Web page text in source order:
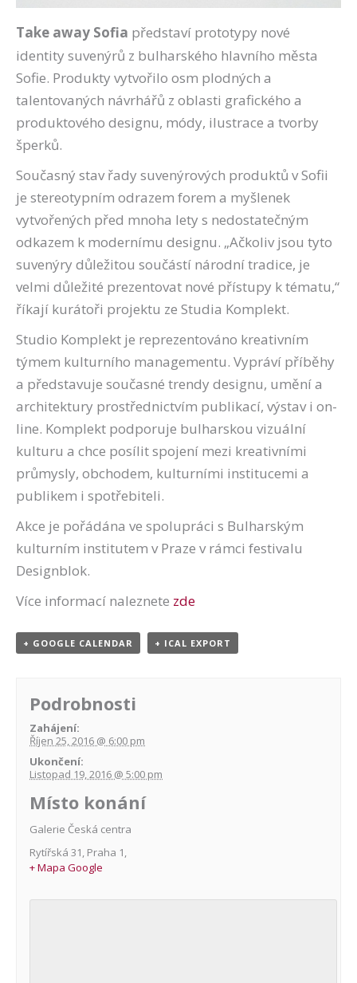
Take away Sofia představí prototypy nové
identity suvenýrů z bulharského hlavního města
Sofie. Produkty vytvořilo osm plodných a
talentovaných návrhářů z oblasti grafického a
produktového designu, módy, ilustrace a tvorby
šperků.
Současný stav řady suvenýrových produktů v Sofii
je stereotypním odrazem forem a myšlenek
vytvořených před mnoha lety s nedostatečným
odkazem k modernímu designu. „Ačkoliv jsou tyto
suvenýry důležitou součástí národní tradice, je
velmi důležité prezentovat nové přístupy k tématu,“
říkají kurátoři projektu ze Studia Komplekt.
Studio Komplekt je reprezentováno kreativním
týmem kulturního managementu. Vypráví příběhy
a představuje současné trendy designu, umění a
architektury prostřednictvím publikací, výstav i on-
line. Komplekt podporuje bulharskou vizuální
kulturu a chce posílit spojení mezi kreativními
průmysly, obchodem, kulturními institucemi a
publikem i spotřebiteli.
Akce je pořádána ve spolupráci s Bulharským
kulturním institutem v Praze v rámci festivalu
Designblok.
Více informací naleznete zde
+ GOOGLE CALENDAR + ICAL EXPORT
Podrobnosti
Zahájení:
Říjen 25, 2016 @ 6:00 pm
Ukončení:
Listopad 19, 2016 @ 5:00 pm
Místo konání
Galerie Česká centra
Rytířská 31, Praha 1,
+ Mapa Google